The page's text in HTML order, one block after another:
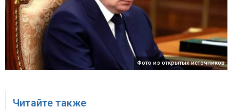
Фото из открытых источников
Читайте также